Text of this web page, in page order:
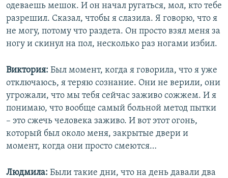
одеваешь мешок. И он начал ругаться, мол, кто тебе
разрешил. Сказал, чтобы я слазила. Я говорю, что я
не могу, потому что раздета. Он просто взял меня за
ногу и скинул на пол, несколько раз ногами избил.
Виктория: Был момент, когда я говорила, что я уже
отключаюсь, я теряю сознание. Они не верили, они
угрожали, что мы тебя сейчас заживо сожжем. И я
понимаю, что вообще самый больной метод пытки
– это сжечь человека заживо. И вот этот огонь,
который был около меня, закрытые двери и
момент, когда они просто смеются…
Людмила: Были такие дни, что на день давали два